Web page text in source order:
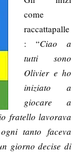
come
raccattapalle
: “Ciao a
tutti sono
Olivier e ho
iniziato a
giocare a
fratello lavorava
tanto faceva
giorno decise di